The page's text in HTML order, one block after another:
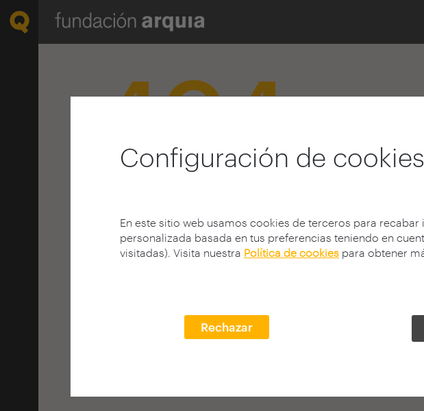
Configuración de cookies
En este sitio web usamos cookies de terceros para
personalizada basada en tus preferencias teniendo en
visitadas). Visita nuestra Política de cookies para obtener
Rechazar
404
¡Página no
¿Busca algo en la Web?